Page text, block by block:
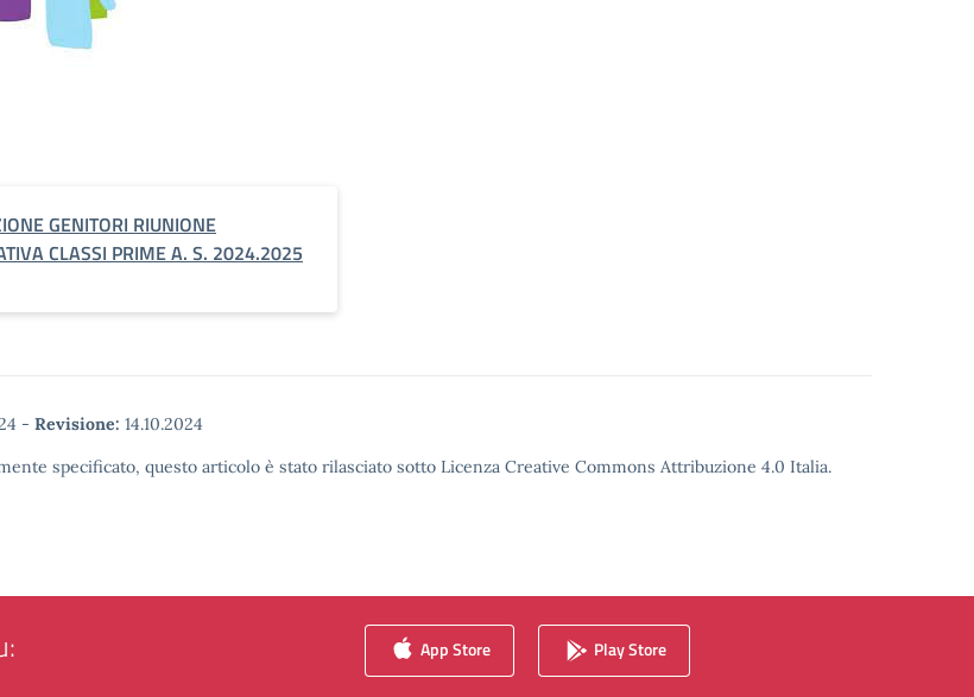
GENITORI RIUNIONE
CLASSI PRIME A. S. 2024.2025
- Revisione: 14.10.2024
specificato, questo articolo è stato rilasciato sotto Licenza Creative Commons Attribuzione 4.0 Italia.
App Store Play Store